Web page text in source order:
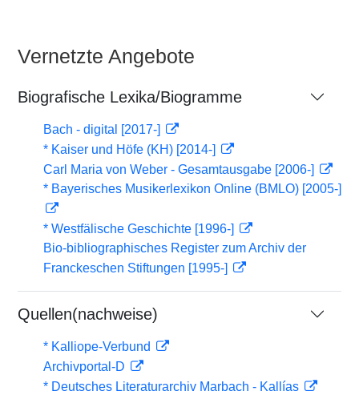
Vernetzte Angebote
Biografische Lexika/Biogramme
Bach - digital [2017-]
* Kaiser und Höfe (KH) [2014-]
Carl Maria von Weber - Gesamtausgabe [2006-]
* Bayerisches Musikerlexikon Online (BMLO) [2005-]
* Westfälische Geschichte [1996-]
Bio-bibliographisches Register zum Archiv der
Franckeschen Stiftungen [1995-]
Quellen(nachweise)
* Kalliope-Verbund
Archivportal-D
* Deutsches Literaturarchiv Marbach - Kallías